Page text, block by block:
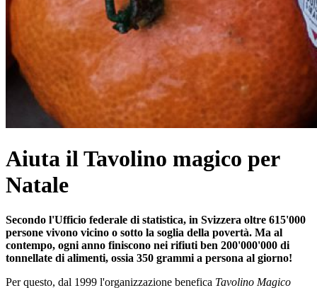
Aiuta il Tavolino magico per
Natale
Secondo l'Ufficio federale di statistica, in Svizzera oltre 615'000
persone vivono vicino o sotto la soglia della povertà. Ma al
contempo, ogni anno finiscono nei rifiuti ben 200'000'000 di
tonnellate di alimenti, ossia 350 grammi a persona al giorno!
Per questo, dal 1999 l'organizzazione benefica Tavolino Magico